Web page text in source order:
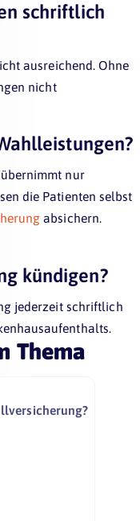
schriftlich
ausreichend. Ohne
nicht
nur
die Patienten selbst
absichern.
kündigen?
jederzeit schriftlich
Thema